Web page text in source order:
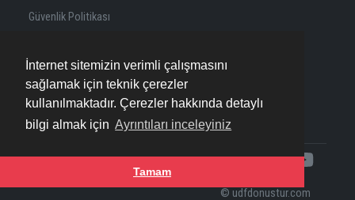
İnternet sitemizin verimli çalışmasını
sağlamak için teknik çerezler
kullanılmaktadır. Çerezler hakkında detaylı
bilgi almak için Ayrıntıları inceleyiniz
Tamam
Güvenlik Politikası
Çerez(Cookie) Politikası
Şartlar ve Koşullar
Özellikler
© udfdonustur.com